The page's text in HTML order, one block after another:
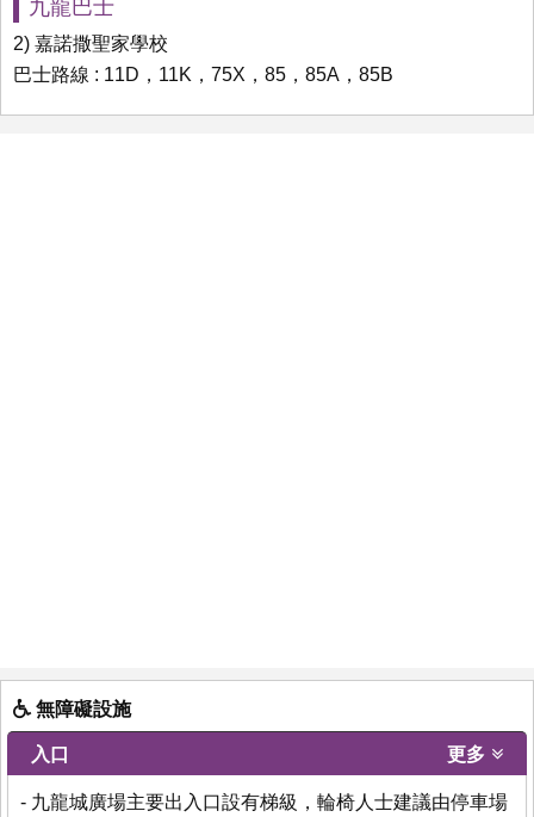
九龍巴士
2) 嘉諾撒聖家學校
巴士路線 : 11D，11K，75X，85，85A，85B
無障礙設施
入口 更多
- 九龍城廣場主要出入口設有梯級，輪椅人士建議由停車場